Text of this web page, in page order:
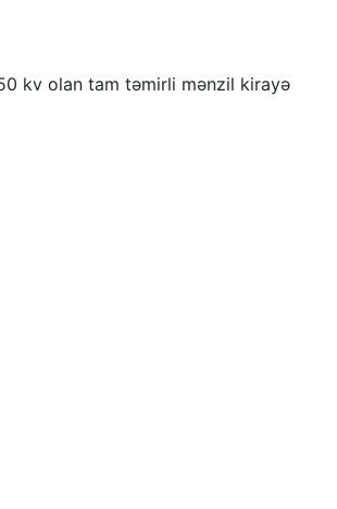
kv olan tam təmirli mənzil kirayə